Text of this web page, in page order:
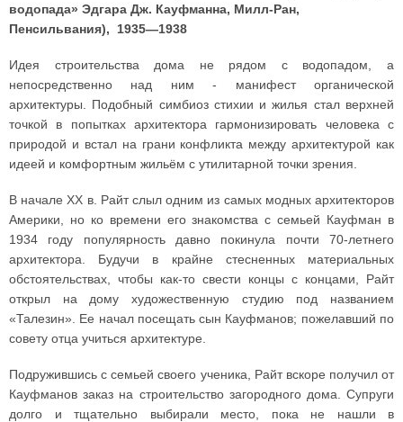
водопада» Эдгара Дж. Кауфманна, Милл-Ран,
Пенсильвания), 1935—1938
Идея строительства дома не рядом с водопадом, а
непосредственно над ним - манифест органической
архитектуры. Подобный симбиоз стихии и жилья стал верхней
точкой в попытках архитектора гармонизировать человека с
природой и встал на грани конфликта между архитектурой как
идеей и комфортным жильём с утилитарной точки зрения.
В начале XX в. Райт слыл одним из самых модных архитекторов
Америки, но ко времени его знакомства с семьей Кауфман в
1934 году популярность давно покинула почти 70-летнего
архитектора. Будучи в крайне стесненных материальных
обстоятельствах, чтобы как-то свести концы с концами, Райт
открыл на дому художественную студию под названием
«Талезин». Ее начал посещать сын Кауфманов; пожелавший по
совету отца учиться архитектуре.
Подружившись с семьей своего ученика, Райт вскоре получил от
Кауфманов заказ на строительство загородного дома. Супруги
долго и тщательно выбирали место, пока не нашли в